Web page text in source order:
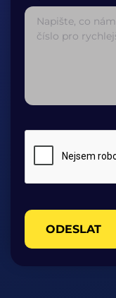
ODESLAT